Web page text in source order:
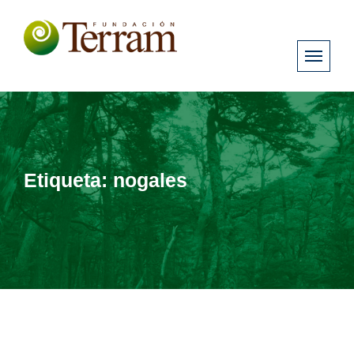
Etiqueta:nogales